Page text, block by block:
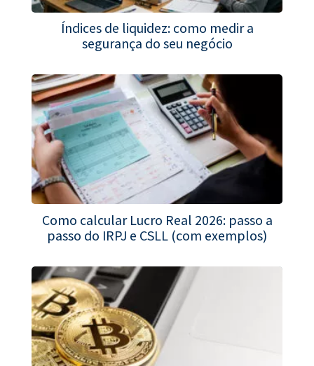
Índices de liquidez: como medir a
segurança do seu negócio
Como calcular Lucro Real 2026: passo a
passo do IRPJ e CSLL (com exemplos)